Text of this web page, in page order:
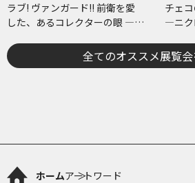
ラブ! ヴァンガード!! 前衛を愛
した、あるコレクターの眼 ―草
チェ
―ニク
まで―
全てのオススメ展覧
ホームアートワード